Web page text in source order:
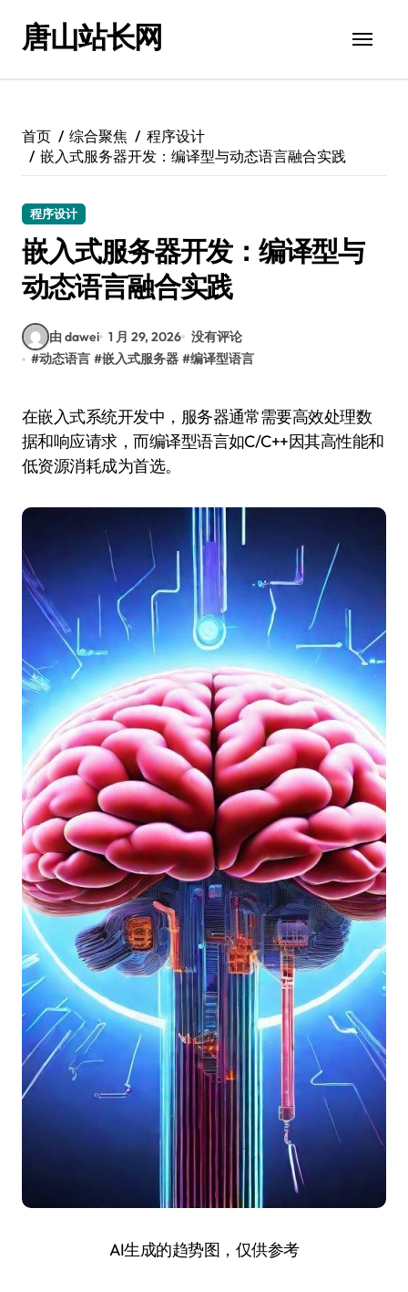
唐山站长网
首页 综合聚焦
程序设计
嵌入式服务器开发：编译型与动态语言融合实践
程序设计
嵌入式服务器开发：编译型与
动态语言融合实践
由 dawei 1 月 29, 2026 没有评论
#动态语言 #嵌入式服务器 #编译型语言
在嵌入式系统开发中，服务器通常需要高效处理数
据和响应请求，而编译型语言如C/C++因其高性能和
低资源消耗成为首选。
AI生成的趋势图，仅供参考